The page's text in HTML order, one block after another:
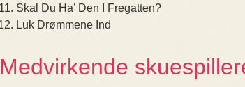
Skal Du Ha’ Den I Fregatten?
Luk Drømmene Ind
Medvirkende